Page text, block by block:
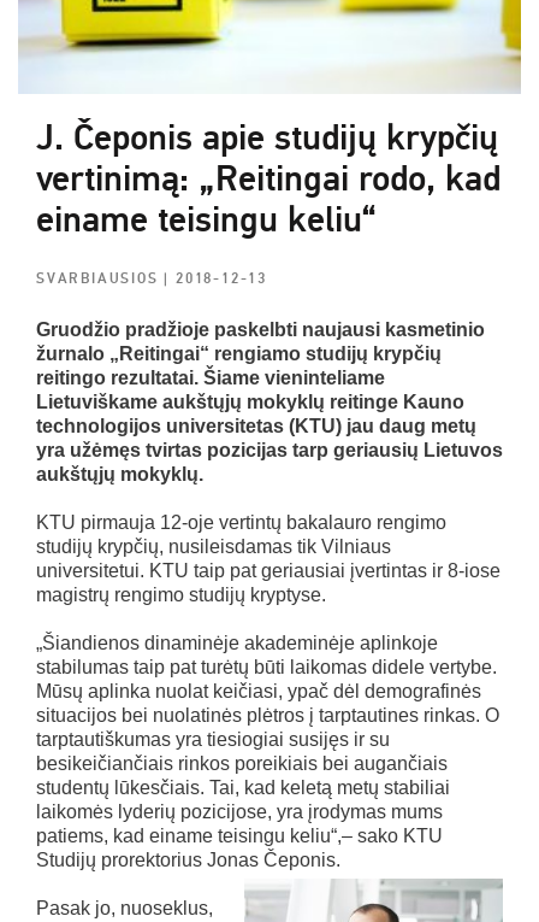
J. Čeponis apie studijų krypčių
vertinimą: „Reitingai rodo, kad
einame teisingu keliu“
SVARBIAUSIOS| 2018-12-13
Gruodžio pradžioje paskelbti naujausi kasmetinio
žurnalo „Reitingai“ rengiamo studijų krypčių
reitingo rezultatai. Šiame vieninteliame
Lietuviškame aukštųjų mokyklų reitinge Kauno
technologijos universitetas (KTU) jau daug metų
yra užėmęs tvirtas pozicijas tarp geriausių Lietuvos
aukštųjų mokyklų.
KTU pirmauja 12-oje vertintų bakalauro rengimo
studijų krypčių, nusileisdamas tik Vilniaus
universitetui. KTU taip pat geriausiai įvertintas ir 8-iose
magistrų rengimo studijų kryptyse.
„Šiandienos dinaminėje akademinėje aplinkoje
stabilumas taip pat turėtų būti laikomas didele vertybe.
Mūsų aplinka nuolat keičiasi, ypač dėl demografinės
situacijos bei nuolatinės plėtros į tarptautines rinkas. O
tarptautiškumas yra tiesiogiai susijęs ir su
besikeičiančiais rinkos poreikiais bei augančiais
studentų lūkesčiais. Tai, kad keletą metų stabiliai
laikomės lyderių pozicijose, yra įrodymas mums
patiems, kad einame teisingu keliu“,– sako KTU
Studijų prorektorius Jonas Čeponis.
Pasak jo, nuoseklus,